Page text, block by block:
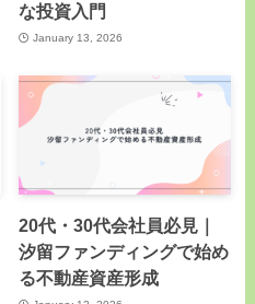
な投資入門
January 13, 2026
20代・30代会社員必見｜
汐留ファンディングで始め
る不動産資産形成